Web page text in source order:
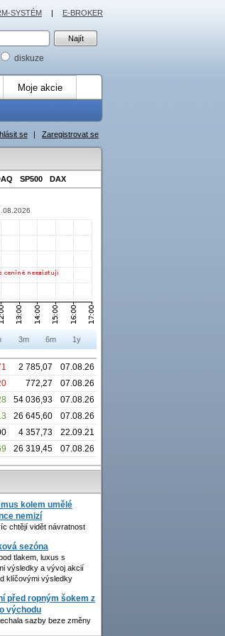
diskuze
Moje akcie
se | Zaregistrovat se
SP500 DAX
3m 6m 1y
2 785,07
07.08.26
772,27
07.08.26
54 036,93
07.08.26
26 645,60
07.08.26
4 357,73
22.09.21
26 319,45 07.08.26
kolem umělé
nemizí
chtějí vidět návratnost
sezóna
tlakem, luxus s
výsledky a vývoj akcií
klíčovými výsledky
před ropným šokem z
východu
sazby beze změny
SYSTÉM | E-BROKER